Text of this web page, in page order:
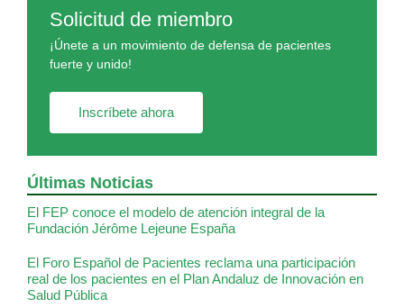
Solicitud de miembro
¡Únete a un movimiento de defensa de pacientes
fuerte y unido!
Inscríbete ahora
Últimas Noticias
El FEP conoce el modelo de atención integral de la
Fundación Jérôme Lejeune España
El Foro Español de Pacientes reclama una participación
real de los pacientes en el Plan Andaluz de Innovación en
Salud Pública